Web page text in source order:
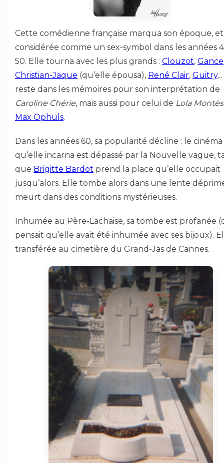
Cette comédienne française marqua son époque,
considérée comme un sex-symbol dans les années
50. Elle tourna avec les plus grands : Clouzot, Gance
Christian-Jaque (qu’elle épousa), René Clair, Guitry
reste dans les mémoires pour son interprétation de
Caroline Chérie, mais aussi pour celui de Lola Montès
Max Ophüls.
Dans les années 60, sa popularité décline : le cinéma
qu’elle incarna est dépassé par la Nouvelle vague,
que Brigitte Bardot prend la place qu’elle occupait
jusqu’alors. Elle tombe alors dans une lente
meurt dans des conditions mystérieuses.
Inhumée au Père-Lachaise, sa tombe est profanée
pensait qu’elle avait été inhumée avec ses bijoux).
transférée au cimetière du Grand-Jas de Cannes.